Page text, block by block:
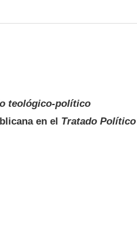
teológico-político
en el Tratado Político